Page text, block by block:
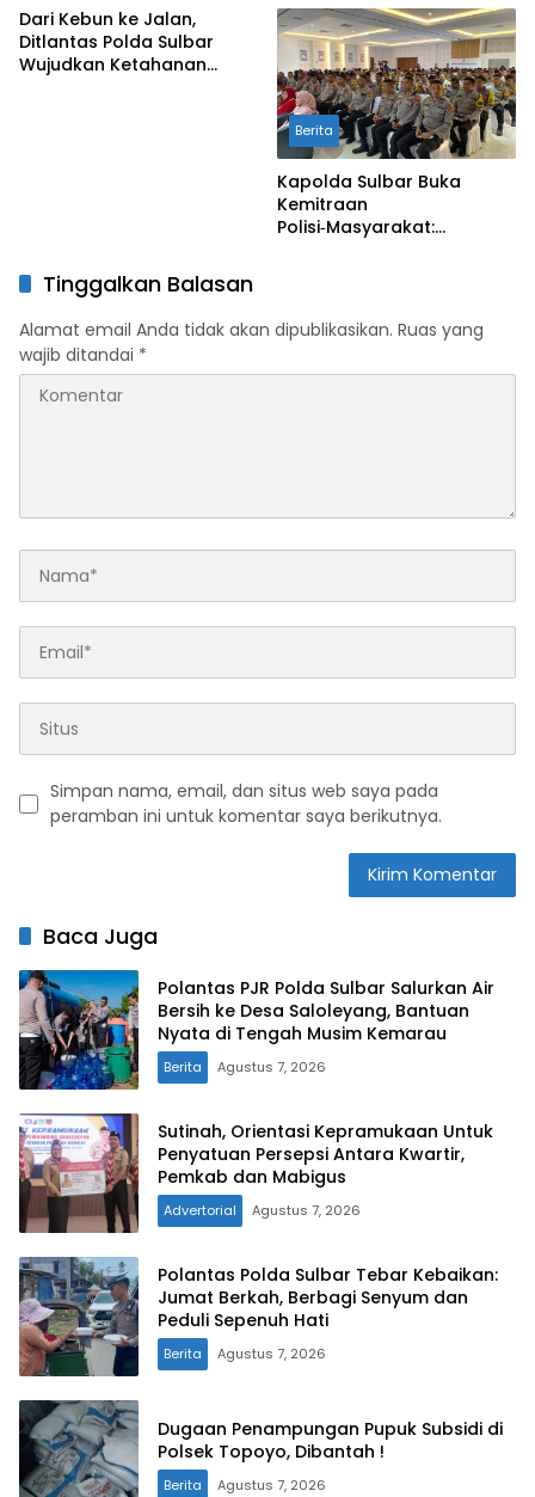
Sawah dan Mitigasi
Kekeringan
Dari Kebun ke Jalan,
Ditlantas Polda Sulbar
Wujudkan Ketahanan
Berita
Kapolda Sulbar Buka
Kemitraan
Polisi‑Masyarakat:
Tinggalkan Balasan
Alamat email Anda tidak akan dipublikasikan. Ruas yang
wajib ditandai *
Simpan nama, email, dan situs web saya pada
peramban ini untuk komentar saya berikutnya.
Baca Juga
Polantas PJR Polda Sulbar Salurkan Air
Bersih ke Desa Saloleyang, Bantuan
Nyata di Tengah Musim Kemarau
Berita Agustus 7, 2026
Sutinah, Orientasi Kepramukaan Untuk
Penyatuan Persepsi Antara Kwartir,
Pemkab dan Mabigus
Advertorial Agustus 7, 2026
Polantas Polda Sulbar Tebar Kebaikan:
Jumat Berkah, Berbagi Senyum dan
Peduli Sepenuh Hati
Berita Agustus 7, 2026
Dugaan Penampungan Pupuk Subsidi di
Polsek Topoyo, Dibantah !
Berita Agustus 7, 2026